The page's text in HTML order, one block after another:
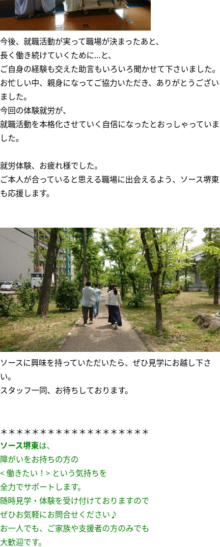
今後、就職活動が実って職場が決まったあと、
長く働き続けていくために…と、
ご自身の経験も交えた助言もいろいろ聞かせて下さいました。
お忙しい中、親身になってご協力いただき、ありがとうござい
ました。
今回の体験就労が、
就職活動を本格化させていく自信になったとおっしゃっていま
した。
就労体験、お疲れ様でした。
ご本人が合っていると思える職場に出会えるよう、ソース堺東
も応援します。
ソースに興味を持っていただいたら、ぜひ見学にお越し下さ
い。
スタッフ一同、お待ちしております。
＊＊＊＊＊＊＊＊＊＊＊＊＊＊＊＊＊＊＊
ソース堺東は、
障がいをお持ちの方の
< 働きたい！> という気持ちを
全力でサポートします。
随時見学・体験を受け付けておりますので
ぜひお気軽にお問合せください♪
お一人でも、ご家族や支援者の方のみでも
大歓迎です。